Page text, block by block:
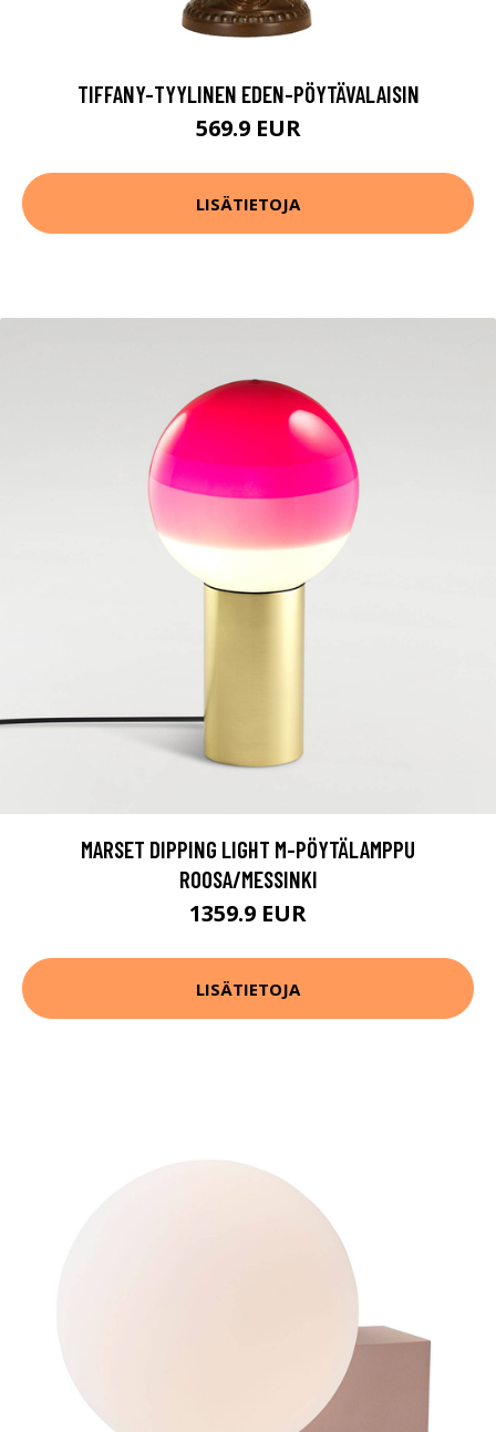
TIFFANY-TYYLINEN EDEN-PÖYTÄVALAISIN
569.9 EUR
LISÄTIETOJA
MARSET DIPPING LIGHT M-PÖYTÄLAMPPU
ROOSA/MESSINKI
1359.9 EUR
LISÄTIETOJA